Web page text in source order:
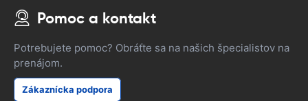
Pomoc a kontakt
Potrebujete pomoc? Obráťte sa na našich špecialistov na
prenájom.
Zákaznícka podpora